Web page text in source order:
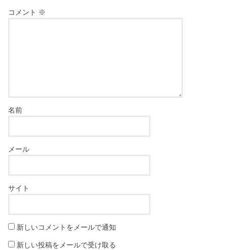
コメント ※
名前
メール
サイト
新しいコメントをメールで通知
新しい投稿をメールで受け取る